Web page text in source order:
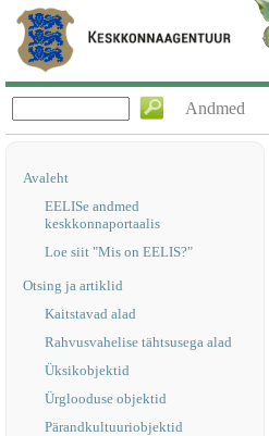
Andmed
Avaleht
EELISe andmed
keskkonnaportaalis
Loe siit "Mis on EELIS?"
Otsing ja artiklid
Kaitstavad alad
Rahvusvahelise tähtsusega alad
Üksikobjektid
Ürglooduse objektid
Pärandkultuuriobjektid